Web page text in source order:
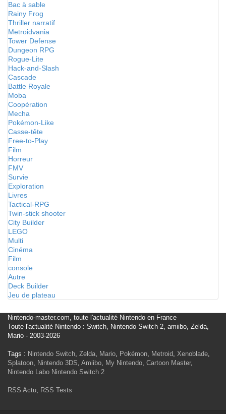
Bac à sable
Rainy Frog
Thriller narratif
Metroidvania
Tower Defense
Dungeon RPG
Rogue-Lite
Hack-and-Slash
Cascade
Battle Royale
Moba
Coopération
Mecha
Pokémon-Like
Casse-tête
Free-to-Play
Film
Horreur
FMV
Survie
Exploration
Livres
Tactical-RPG
Twin-stick shooter
City Builder
LEGO
Multi
Cinéma
Film
console
Autre
Deck Builder
Jeu de plateau
Nintendo-master.com, toute l'actualité Nintendo en France
Toute l'actualité Nintendo : Switch, Nintendo Switch 2, amiibo, Zelda,
Mario - 2003-2026
Tags : Nintendo Switch, Zelda, Mario, Pokémon, Metroid, Xenoblade,
Splatoon, Nintendo 3DS, Amiibo, My Nintendo, Cartoon Master,
Nintendo Labo Nintendo Switch 2
RSS Actu, RSS Tests